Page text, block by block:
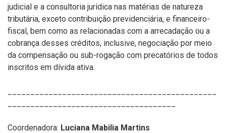
judicial e a consultoria jurídica nas matérias de natureza
tributária, exceto contribuição previdenciária, e financeiro-
fiscal, bem como as relacionadas com a arrecadação ou a
cobrança desses créditos, inclusive, negociação por meio
da compensação ou sub-rogação com precatórios de todos
inscritos em dívida ativa.
Coordenadora: Luciana Mabilia Martins